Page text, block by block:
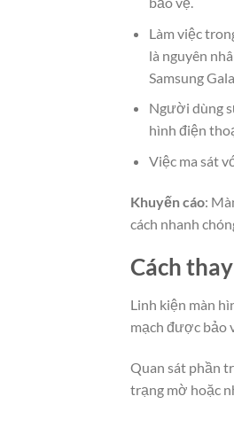
Làm việc
là nguyên
Samsung
Người dùng
hình điện
Việc ma sát
Khuyến cáo:
cách nhanh
Cách
Linh kiện màn
mạch được bảo
Quan sát phần
trạng mờ hoặc